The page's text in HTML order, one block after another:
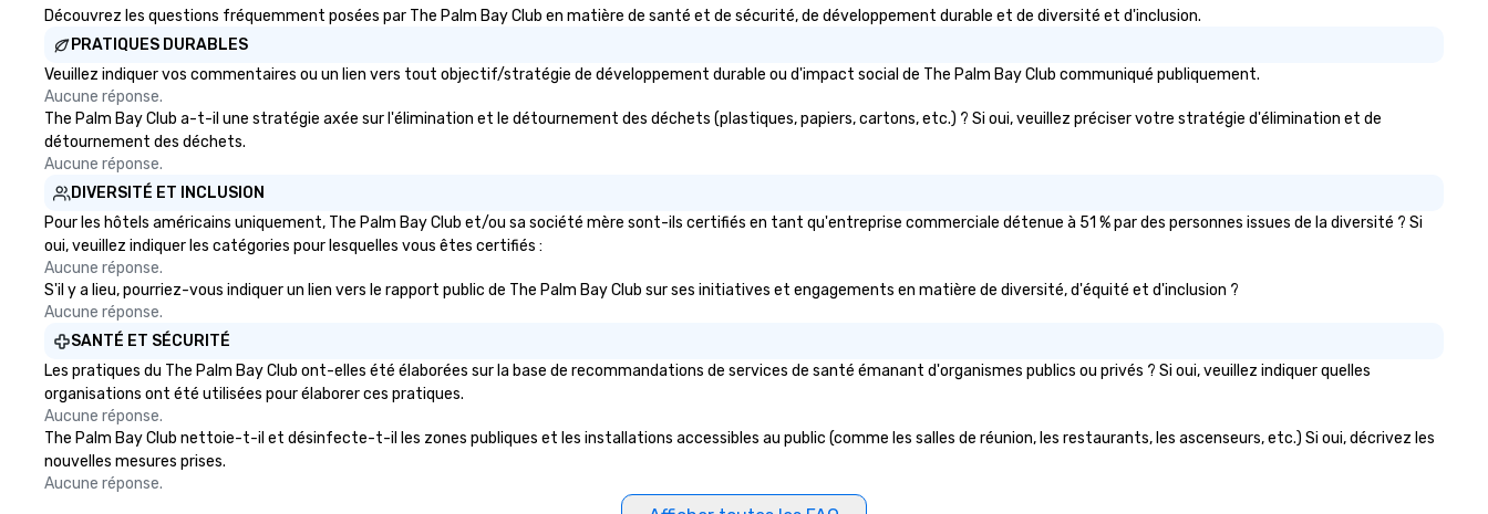
Découvrez les questions fréquemment posées par The Palm Bay Club en matière de santé et de sécurité, de développement durable et de diversité et d'inclusion.
PRATIQUES DURABLES
Veuillez indiquer vos commentaires ou un lien vers tout objectif/stratégie de développement durable ou d'impact social de The Palm Bay Club communiqué publiquement.
Aucune réponse.
The Palm Bay Club a-t-il une stratégie axée sur l'élimination et le détournement des déchets (plastiques, papiers, cartons, etc.) ? Si oui, veuillez préciser votre stratégie d'élimination et de
détournement des déchets.
Aucune réponse.
DIVERSITÉ ET INCLUSION
Pour les hôtels américains uniquement, The Palm Bay Club et/ou sa société mère sont-ils certifiés en tant qu'entreprise commerciale détenue à 51 % par des personnes issues de la diversité ? Si
oui, veuillez indiquer les catégories pour lesquelles vous êtes certifiés :
Aucune réponse.
S'il y a lieu, pourriez-vous indiquer un lien vers le rapport public de The Palm Bay Club sur ses initiatives et engagements en matière de diversité, d'équité et d'inclusion ?
Aucune réponse.
SANTÉ ET SÉCURITÉ
Les pratiques du The Palm Bay Club ont-elles été élaborées sur la base de recommandations de services de santé émanant d'organismes publics ou privés ? Si oui, veuillez indiquer quelles
organisations ont été utilisées pour élaborer ces pratiques.
Aucune réponse.
The Palm Bay Club nettoie-t-il et désinfecte-t-il les zones publiques et les installations accessibles au public (comme les salles de réunion, les restaurants, les ascenseurs, etc.) Si oui, décrivez les
nouvelles mesures prises.
Aucune réponse.